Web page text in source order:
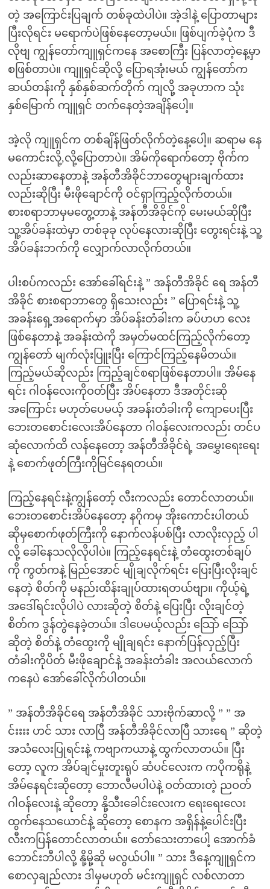
တဲ့ အကြောင်းပြချက် တစ်ခုထဲပါပဲ။ အဲ့ဒါနဲ့ ပြောတာများ
ပြီးလိုရင်း မရောက်ပဲဖြစ်နေတော့မယ်။ ဖြစ်ပျက်ခဲ့ပုံက ဒီ
လိုဗျ ကျွန်တော်ကျူရှင်ကနေ အစောကြီး ပြန်လာတဲ့နေ့မှာ
စဖြစ်တာပဲ။ ကျူရှင်ဆိုလို့ ပြောရအုံးမယ် ကျွန်တော်က
ဆယ်တန်းကို နှစ်နှစ်ဆက်တိုက် ကျလို့ အခုဟာက သုံး
နှစ်မြောက် ကျူရှင် တက်နေတဲ့အချိန်ပေါ့။
အဲ့လို ကျူရှင်က တစ်ချိန်ဖြတ်လိုက်တဲ့နေ့ပေါ့။ ဆရာမ နေ
မကောင်းလို့,လို့ပြောတာပဲ။ အိမ်ကိုရောက်တော့ ဗိုက်က
လည်းဆာနေတာနဲ့ အန်တီအိခိုင်ဘာတွေများချက်ထား
လည်းဆိုပြီး မီးဖိုချောင်ကို ဝင်ရှာကြည့်လိုက်တယ်။
စားစရာဘာမှမတွေ့တာနဲ့ အန်တီအိခိုင်ကို မေးမယ်ဆိုပြီး
သူ့အိပ်ခန်းထဲမှာ တစ်ခုခု လုပ်နေလားဆိုပြီး တွေးရင်းနဲ့ သူ့
အိပ်ခန်းဘက်ကို လျှောက်လာလိုက်တယ်။
ပါးစပ်ကလည်း အော်ခေါ်ရင်းနဲ့ ” အန်တီအိခိုင် ရေ အန်တီ
အိခိုင် စားစရာဘာတွေ ရှိသေးလည်း ” ပြောရင်းနဲ့ သူ့
အခန်းရှေ့အရောက်မှာ အိပ်ခန်းတံခါးက ခပ်ဟဟ လေး
ဖြစ်နေတာနဲ့ အခန်းထဲကို အမှတ်မထင်ကြည့်လိုက်တော့
ကျွန်တော် မျက်လုံးပြူးပြီး ကြောင်ကြည့်နေမိတယ်။
ကြည့်မယ်ဆိုလည်း ကြည့်ချင်စရာဖြစ်နေတာပါ။ အိမ်နေ
ရင်း ဂါဝန်လေးကိုဝတ်ပြီး အိပ်နေတာ ဒီအတိုင်းဆို
အကြောင်း မဟုတ်ပေမယ့် အခန်းတံခါးကို ကျောပေးပြီး
ဘေးတစောင်းလေးအိပ်နေတာ ဂါဝန်လေးကလည်း တင်ပ
ဆုံလောက်ထိ လန်နေတော့ အန်တီအိခိုင်ရဲ့ အမွှေးရေးရေး
နဲ့ စောက်ဖုတ်ကြီးကိုမြင်နေရတယ်။
ကြည့်နေရင်းနဲ့ကျွန်တော့် လီးကလည်း တောင်လာတယ်။
ဘေးတစောင်းအိပ်နေတော့ နဂိုကမှ အိုးကောင်းပါတယ်
ဆိုမှစောက်ဖုတ်ကြီးကို နောက်လန်ပစ်ပြီး လာလိုးလှည့် ပါ
လို့ ခေါ်နေသလိုလိုပါပဲ။ ကြည့်နေရင်းနဲ့ တံထွေးတစ်ချပ်
ကို ကွတ်ကနဲ့ မြည်အောင် မျိုချလိုက်ရင်း ပြေးပြီးလိုးချင်
နေတဲ့ စိတ်ကို မနည်းထိန်းချုပ်ထားရတယ်ဗျာ။ ကိုယ့်ရဲ့
အဒေါ်ရင်းလိုပါပဲ လားဆိုတဲ့ စိတ်နဲ့ ပြေးပြီး လိုးချင်တဲ့
စိတ်က ဒွန်တွဲနေခဲ့တယ်။ ဒါပေမယ့်လည်း သြော် သြော်
ဆိုတဲ့ စိတ်နဲ့ တံထွေးကို မျိုချရင်း နောက်ပြန်လှည့်ပြီး
တံခါးကိုပိတ် မီးဖိုချောင်နဲ့ အခန်းတံခါး အလယ်လောက်
ကနေပဲ အော်ခေါ်လိုက်ပါတယ်။
” အန်တီအိခိုင်ရေ အန်တီအိခိုင် သားဗိုက်ဆာလို့ ” ” အ
င်းးးး ဟင် သား လာပြီ အန်တီအိခိုင်လာပြီ သားရေ ” ဆိုတဲ့
အသံလေးပြုရင်းနဲ့ ကဗျာကယာနဲ့ ထွက်လာတယ်။ ပြီး
တော့ လူက အိပ်ချင်မှုးတူးရုပ် ဆံပင်လေးက ကပိုကရိုနဲ့
အိမ်နေရင်းဆိုတော့ ဘောလီမပါပဲနဲ့ ဝတ်ထားတဲ့ ညဝတ်
ဂါဝန်လေးနဲ့ ဆိုတော့ နို့သီးခေါင်းလေးက ရေးရေးလေး
ထွက်နေသယောင်နဲ့ ဆိုတော့ စောနက အရှိန်နဲ့ပေါင်းပြီး
လီးကပြန်တောင်လာတယ်။ တော်သေးတာပေါ့ အောက်ခံ
ဘောင်းဘီပါလို့ နို့မို့ဆို မလွယ်ပါ။ ” သား ဒီနေ့ကျူရှင်က
စောလှချည်လား ဒါမှမဟုတ် မင်းကျူရှင် လစ်လာတာ